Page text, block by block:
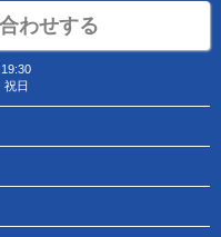
わせする
祝日